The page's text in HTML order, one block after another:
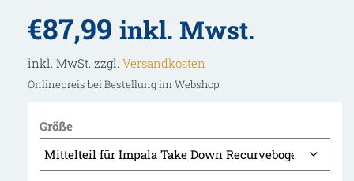
€87,99 inkl. Mwst.
inkl. MwSt. zzgl. Versandkosten
Onlinepreis bei Bestellung im Webshop
Größe